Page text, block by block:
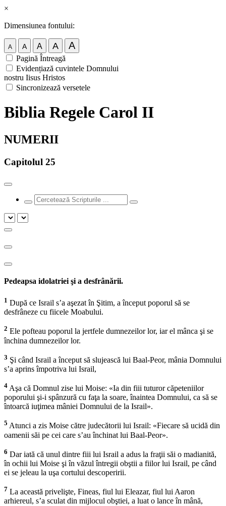
×
Dimensiunea fontului:
A A A A A
Pagină Întreagă
Evidențiază cuvintele Domnului
nostru Iisus Hristos
Sincronizează versetele
Biblia Regele Carol II
NUMERII
Capitolul 25
Pedeapsa idolatriei şi a desfrânării.
1 După ce Israil s’a aşezat în Şitim, a început poporul să se
desfrâneze cu fiicele Moabului.
2 Ele pofteau poporul la jertfele dumnezeilor lor, iar el mânca şi se
închina dumnezeilor lor.
3 Şi când Israil a început să slujească lui Baal-Peor, mânia Domnului
s’a aprins împotriva lui Israil,
4 Aşa că Domnul zise lui Moise: «Ia din fiii tuturor căpeteniilor
poporului şi-i spânzură cu faţa la soare, înaintea Domnului, ca să se
întoarcă iuţimea mâniei Domnului de la Israil».
5 Atunci a zis Moise către judecătorii lui Israil: «Fiecare să ucidă din
oamenii săi pe cei care s’au închinat lui Baal-Peor».
6 Dar iată că unul dintre fiii lui Israil a adus la fraţii săi o madianită,
în ochii lui Moise şi în văzul întregii obştii a fiilor lui Israil, pe când
ei se jeleau la uşa cortului descoperirii.
7 La această privelişte, Fineas, fiul lui Eleazar, fiul lui Aaron
arhiereul, s’a sculat din mijlocul obştiei, a luat o lance în mână,